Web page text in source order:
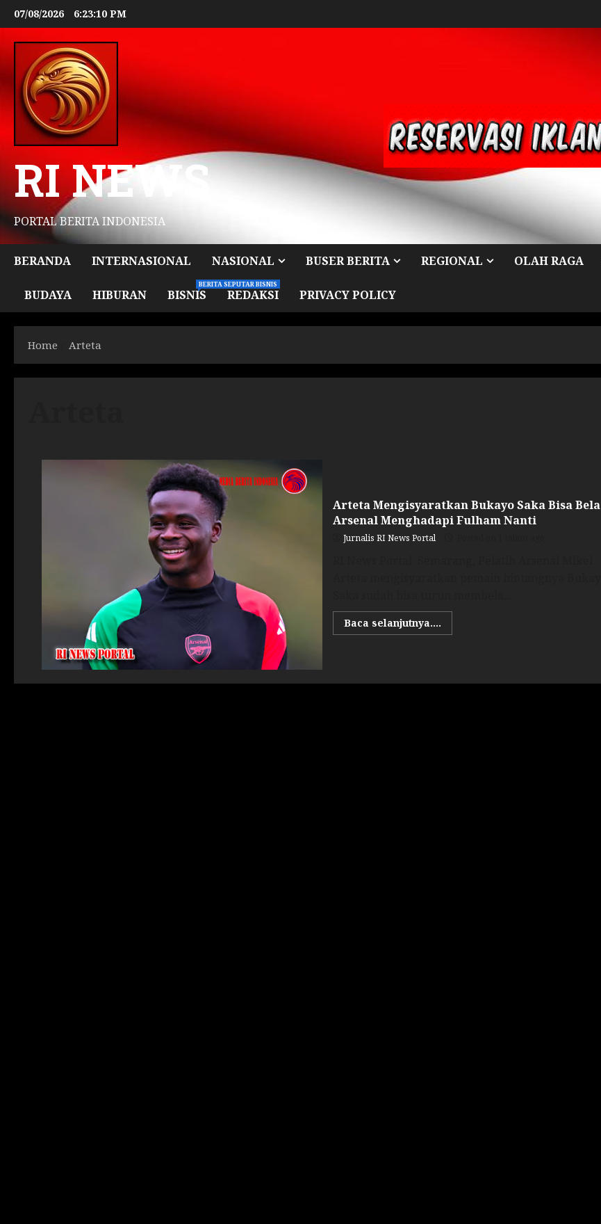
07/08/2026 6:23:11 PM
RI NEWS
PORTAL BERITA INDONESIA
BERANDA INTERNASIONAL NASIONAL BUSER BERITA REGIONAL OLAH RAGA
BUDAYA HIBURAN BISNIS
BERITA SEPUTAR BISNIS
REDAKSI PRIVACY POLICY
Home Arteta
Arteta Mengisyaratkan Bukayo Saka Bisa Bela
Arsenal Menghadapi Fulham Nanti
Jurnalis RI News Portal
Baca selanjutnya....